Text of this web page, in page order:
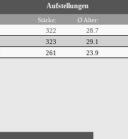
Aufstellungen
Stärke: Ø Alter:
322 28.7
323 29.1
261 23.9